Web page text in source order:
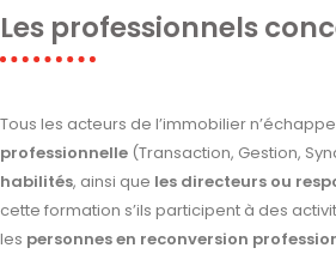
Les professionnels
Tous les acteurs de l’immobilier
professionnelle (Transaction, Gestion,
habilités, ainsi que les directeurs ou
cette formation s’ils participent à des
les personnes en reconversion